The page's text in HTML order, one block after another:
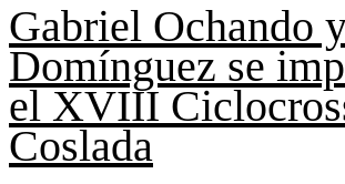
Gabriel Ochando
Domínguez se
el XVIII
Coslada